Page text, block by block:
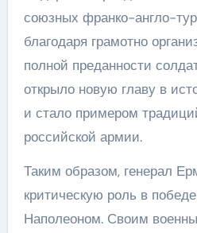
союзных франко-англо-
благодаря грамотно
полной преданности
открыло новую главу в
и стало примером
российской армии.
Таким образом, генерал
критическую роль в
Наполеоном. Своим